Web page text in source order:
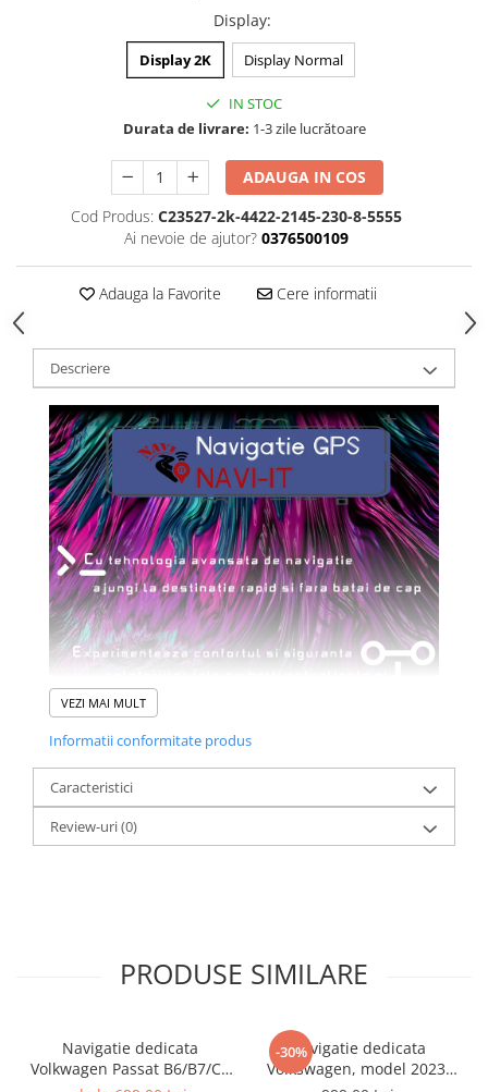
Display:
Display 2K Display Normal
IN STOC
Durata de livrare: 1-3 zile lucrătoare
ADAUGA IN COS
Cod Produs: C23527-2k-4422-2145-230-8-5555
Ai nevoie de ajutor? 0376500109
Adauga la Favorite Cere informatii
Descriere
VEZI MAI MULT
Informatii conformitate produs
Caracteristici
Review-uri(0)
PRODUSE SIMILARE
Navigatie dedicata
Volkwagen Passat B6/B7/CC
-30%Navigatie dedicata
Volkswagen, model 2023,